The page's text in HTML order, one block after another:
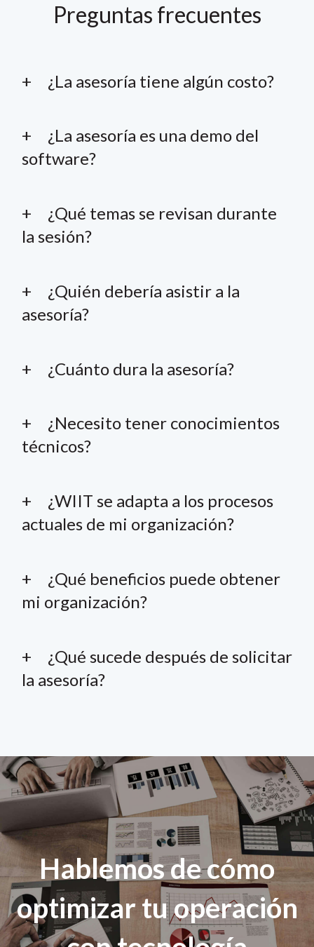
Preguntas frecuentes
¿La asesoría tiene algún costo?
¿La asesoría es una demo del
software?
¿Qué temas se revisan durante
la sesión?
¿Quién debería asistir a la
asesoría?
¿Cuánto dura la asesoría?
¿Necesito tener conocimientos
técnicos?
¿WIIT se adapta a los procesos
actuales de mi organización?
¿Qué beneficios puede obtener
mi organización?
¿Qué sucede después de solicitar
la asesoría?
Hablemos de cómo
optimizar tu operación